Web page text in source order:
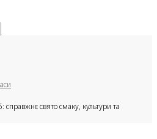
свято смаку, культури та